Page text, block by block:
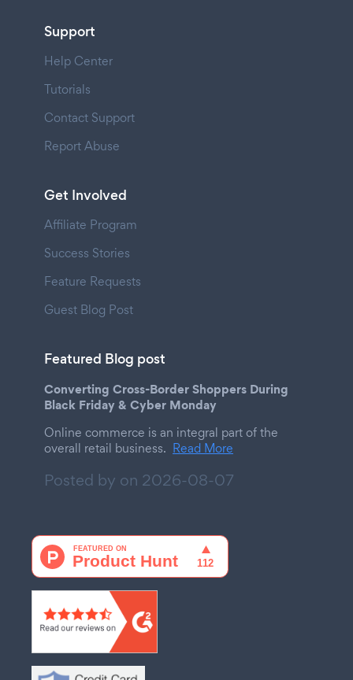
Support
Help Center
Tutorials
Contact Support
Report Abuse
Get Involved
Affiliate Program
Success Stories
Feature Requests
Guest Blog Post
Featured Blog post
Converting Cross-Border Shoppers During
Black Friday & Cyber Monday
Online commerce is an integral part of the
overall retail business. Read More
Posted by on 2026-08-07